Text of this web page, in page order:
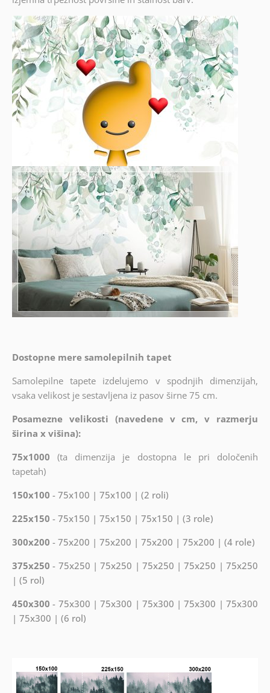
Dostopne mere samolepilnih tapet
Samolepilne tapete izdelujemo v spodnjih dimenzijah,
vsaka velikost je sestavljena iz pasov širne 75 cm.
Posamezne velikosti (navedene v cm, v razmerju
širina x višina):
75x1000
(ta dimenzija je dostopna le pri določenih
tapetah)
150x100 - 75x100 | 75x100 | (2 roli)
225x150 - 75x150 | 75x150 | 75x150 | (3 role)
300x200 - 75x200 | 75x200 | 75x200 | 75x200 | (4 role)
375x250 - 75x250 | 75x250 | 75x250 | 75x250 | 75x250
| (5 rol)
450x300 - 75x300 | 75x300 | 75x300 | 75x300 | 75x300
| 75x300 | (6 rol)